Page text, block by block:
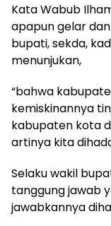
Kata Wabub
apapun gelar
bupati, sekda,
menunjukan,
“bahwa
kemiskinannya
kabupaten kota
artinya kita
Selaku wakil
tanggung jawab
jawabkannya